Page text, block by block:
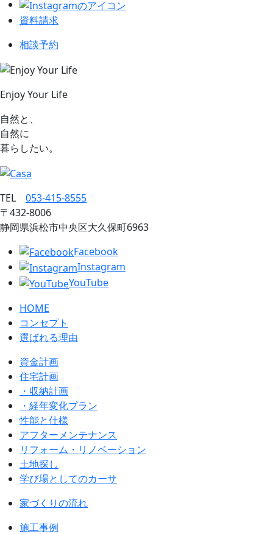
資料請求
相談予約
Enjoy Your Life
自然と、
自然に
暮らしたい。
TEL 053‐415‐8555
〒432‐8006
静岡県浜松市中央区大久保町6963
Facebook
Instagram
YouTube
HOME
コンセプト
選ばれる理由
資金計画
住宅計画
・収納計画
・経年変化プラン
性能と仕様
アフターメンテナンス
リフォーム・リノベーション
土地探し
学び場としてのカーサ
家づくりの流れ
施工事例